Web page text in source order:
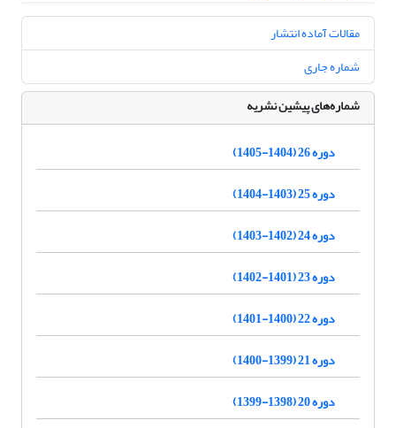
مقالات آماده انتشار
شماره جاری
شماره‌های پیشین نشریه
دوره 26 (1404-1405)
دوره 25 (1403-1404)
دوره 24 (1402-1403)
دوره 23 (1401-1402)
دوره 22 (1400-1401)
دوره 21 (1399-1400)
دوره 20 (1398-1399)